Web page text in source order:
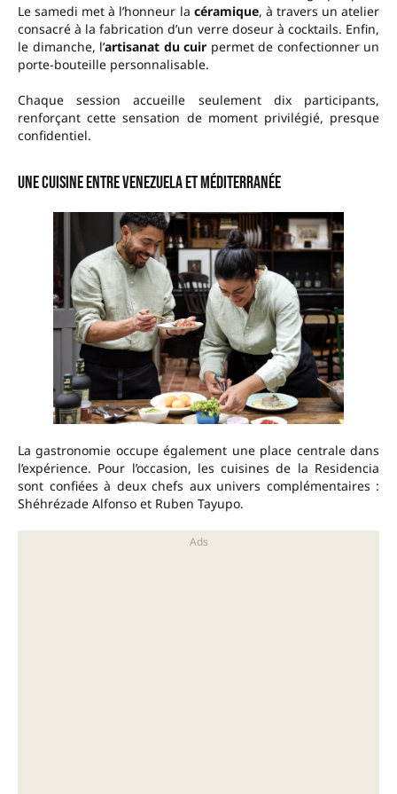
Le samedi met à l’honneur la céramique, à travers un atelier
consacré à la fabrication d’un verre doseur à cocktails. Enfin,
le dimanche, l’artisanat du cuir permet de confectionner un
porte-bouteille personnalisable.
Chaque session accueille seulement dix participants,
renforçant cette sensation de moment privilégié, presque
confidentiel.
Une cuisine entre Venezuela et Méditerranée
La gastronomie occupe également une place centrale dans
l’expérience. Pour l’occasion, les cuisines de la Residencia
sont confiées à deux chefs aux univers complémentaires :
Shéhrézade Alfonso et Ruben Tayupo.